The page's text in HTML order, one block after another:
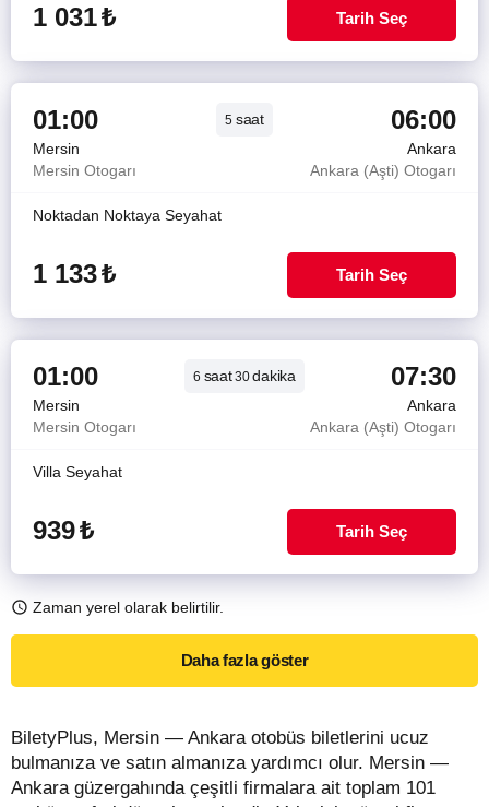
1 031₺ Tarih Seç
01:00 5 saat 06:00
Mersin
Ankara
Mersin Otogarı
Ankara (Aşti) Otogarı
Noktadan Noktaya Seyahat
1 133₺ Tarih Seç
01:00 6 saat30dakika 07:30
Mersin
Ankara
Mersin Otogarı
Ankara (Aşti) Otogarı
Villa Seyahat
939₺ Tarih Seç
Zaman yerel olarak belirtilir.
Daha fazla göster
BiletyPlus, Mersin — Ankara otobüs biletlerini ucuz
bulmanıza ve satın almanıza yardımcı olur. Mersin —
Ankara güzergahında çeşitli firmalara ait toplam 101